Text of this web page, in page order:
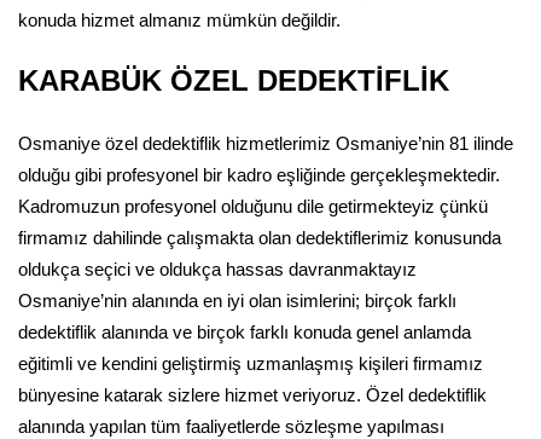
konuda hizmet almanız mümkün değildir.
KARABÜK ÖZEL DEDEKTİFLİK
Osmaniye özel dedektiflik hizmetlerimiz Osmaniye’nin 81 ilinde
olduğu gibi profesyonel bir kadro eşliğinde gerçekleşmektedir.
Kadromuzun profesyonel olduğunu dile getirmekteyiz çünkü
firmamız dahilinde çalışmakta olan dedektiflerimiz konusunda
oldukça seçici ve oldukça hassas davranmaktayız
Osmaniye’nin alanında en iyi olan isimlerini; birçok farklı
dedektiflik alanında ve birçok farklı konuda genel anlamda
eğitimli ve kendini geliştirmiş uzmanlaşmış kişileri firmamız
bünyesine katarak sizlere hizmet veriyoruz. Özel dedektiflik
alanında yapılan tüm faaliyetlerde sözleşme yapılması